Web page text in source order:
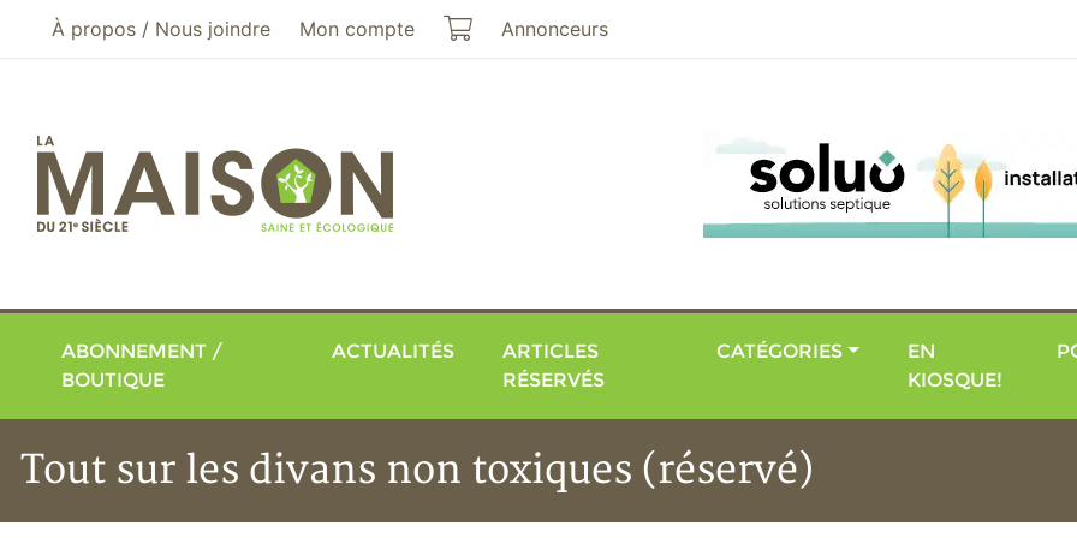
Aller au menu principal
Aller au contenu principal
À propos / Nous joindre Mon compte Mon panier
Annonceurs
ABONNEMENT /
BOUTIQUE
ACTUALITÉS
ARTICLES
RÉSERVÉS
CATÉGORIES
EN
KIOSQUE!
Tout sur les divans non toxiques (réservé)